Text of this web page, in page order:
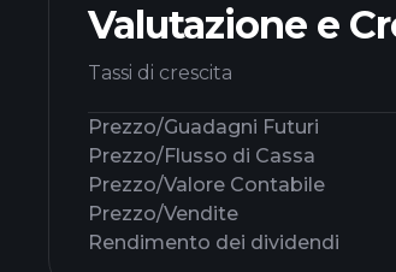
Valutazione e
Tassi di crescita
Prezzo/Guadagni Futuri
Prezzo/Flusso di Cassa
Prezzo/Valore Contabile
Prezzo/Vendite
Rendimento dei dividendi